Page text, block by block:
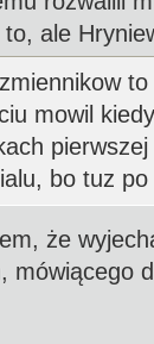
to, ale
mowil
bo tuz
że
mówiącego